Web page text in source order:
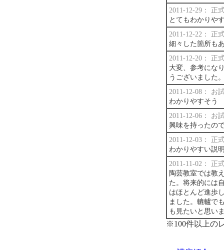
2011-12-29： 正
とてもわかりや
2011-12-22： 正
細々した箇所も
2011-12-20： 正
大変、参考にな
うございました
2011-12-08： お
わかりやすそう
2011-12-06： お
興味を持ったの
2011-12-03： 正
わかりやすい説
2011-11-02： 正
陶芸教室では教
た。将来的には
はほとんど進歩
ました。轆轤で
も見たいと思い
※100件以上の